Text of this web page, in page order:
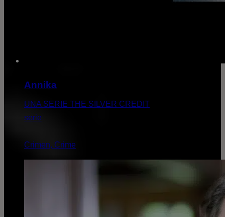
Annika
UNA SERIE THE SILVER CREDIT
serie
Crimen, Crime